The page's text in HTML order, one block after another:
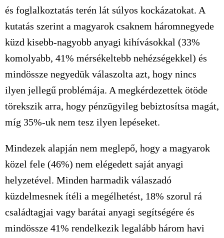
és foglalkoztatás terén lát súlyos kockázatokat. A
kutatás szerint a magyarok csaknem háromnegyede
küzd kisebb-nagyobb anyagi kihívásokkal (33%
komolyabb, 41% mérsékeltebb nehézségekkel) és
mindössze negyedük válaszolta azt, hogy nincs
ilyen jellegű problémája. A megkérdezettek ötöde
törekszik arra, hogy pénzügyileg bebiztosítsa magát,
míg 35%-uk nem tesz ilyen lepéseket.
Mindezek alapján nem meglepő, hogy a magyarok
közel fele (46%) nem elégedett saját anyagi
helyzetével. Minden harmadik válaszadó
küzdelmesnek ítéli a megélhetést, 18% szorul rá
családtagjai vagy barátai anyagi segítségére és
mindössze 41% rendelkezik legalább három havi